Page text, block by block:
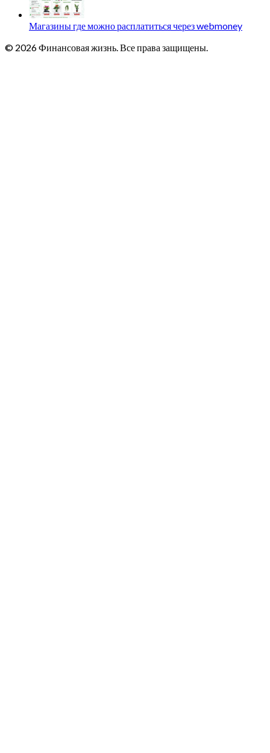
Магазины где можно расплатиться через webmoney
© 2026 Финансовая жизнь. Все права защищены.